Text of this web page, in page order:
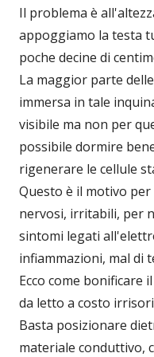
Il problema è
appoggiamo la testa
poche decine di
La maggior parte
immersa in tale
visibile ma non per
possibile dormire
rigenerare le cellule
Questo è il motivo
nervosi, irritabili, per
sintomi legati
infiammazioni, mal di
Ecco come bonificare
da letto a costo
Basta posizionare
materiale conduttivo,